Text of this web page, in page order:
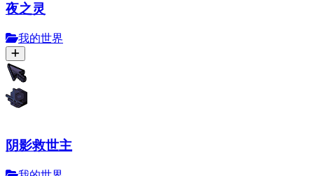
夜之灵
我的世界
阴影救世主